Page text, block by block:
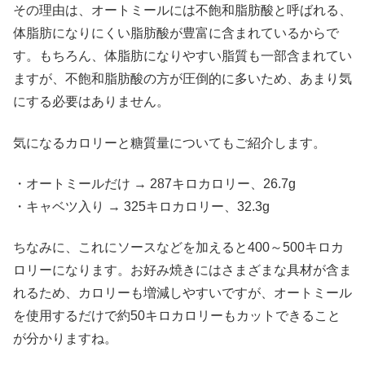
その理由は、オートミールには不飽和脂肪酸と呼ばれる、
体脂肪になりにくい脂肪酸が豊富に含まれているからで
す。もちろん、体脂肪になりやすい脂質も一部含まれてい
ますが、不飽和脂肪酸の方が圧倒的に多いため、あまり気
にする必要はありません。
気になるカロリーと糖質量についてもご紹介します。
・オートミールだけ → 287キロカロリー、26.7g
・キャベツ入り → 325キロカロリー、32.3g
ちなみに、これにソースなどを加えると400～500キロカ
ロリーになります。お好み焼きにはさまざまな具材が含ま
れるため、カロリーも増減しやすいですが、オートミール
を使用するだけで約50キロカロリーもカットできること
が分かりますね。